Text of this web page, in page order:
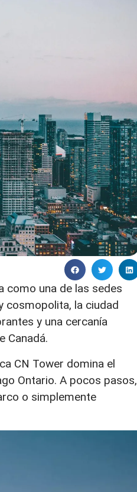
como una de las sedes
cosmopolita, la ciudad
y una cercanía
Canadá.
CN Tower domina el
Ontario. A pocos pasos,
o simplemente